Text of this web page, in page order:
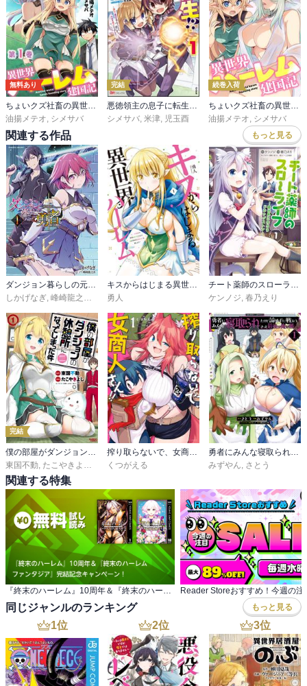
無料あり
ちょいクズ社畜の異世界ハーレム建国記【単行本版】
油揚メテオ, シメサバ
完結
悪徳領主の息子に転生！？ ～楽しく魔法を学んでいたら、汚名を返上してました～ コミック版
シメサバ, 米津, 児玉酉
続巻入荷
ちょいクズ社畜の異世界ハーレム建国記
油揚メテオ, シメサバ
関連する作品 もっと見る
しかげなぎ 峰崎龍之介 馬克杯
勇人
ケンノジ 春乃えり
完結
僕の部屋がダンジョンの休憩所になってしまった件
東国不動, たこやきよし ＪＵＮＡ,ツギクル
搾り取らないで、女商人さん！！
くつがえる
勇者にみんな寝取られたけど諦めずに戦おう。きっと最後は俺が勝つ。
みずやん, さとう
関連する特集
『終末のハーレム』10周年＆『終末のハーレム ファンタジア』完結記念キャンペーン！
同じジャンルのランキング もっと見る
1位 2位 3位